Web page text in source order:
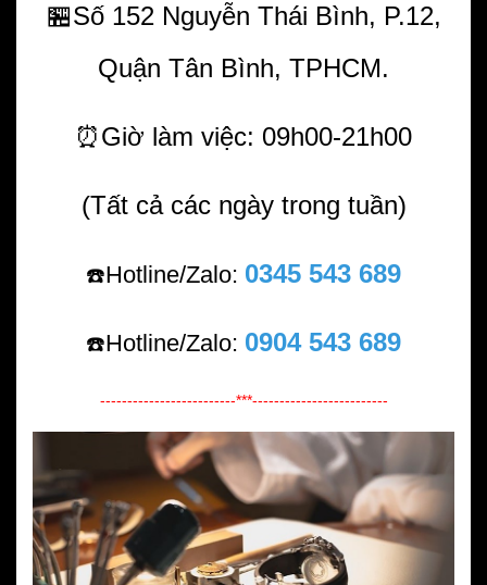
🏪Số 152 Nguyễn Thái Bình, P.12,
Quận Tân Bình, TPHCM.
⏰Giờ làm việc: 09h00-21h00
(Tất cả các ngày trong tuần)
☎️Hotline/Zalo: 0345 543 689
☎️Hotline/Zalo: 0904 543 689
-------------------------***-------------------------